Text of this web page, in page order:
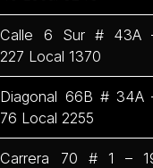
Calle 6 Sur # 43A
227 Local 1370
Diagonal 66B # 34A
76 Local 2255
Carrera 70 # 1 –